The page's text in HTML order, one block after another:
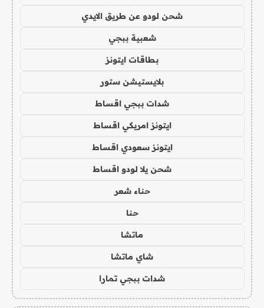
شحن لودو عن طريق الايدي
شعبية ببجي
بطاقات ايتونز
بلايستيشن ستور
شدات ببجي اقساط
ايتونز امريكي اقساط
ايتونز سعودي اقساط
شحن يلا لودو اقساط
حناء شعر
حنا
ماتشا
شاي ماتشا
شدات ببجي تمارا